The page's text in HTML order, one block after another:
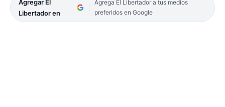
Agregar El
Libertador en
Agrega El Libertador a tus medios
preferidos en Google